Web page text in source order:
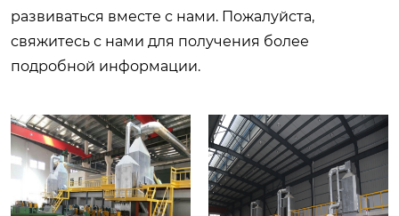
развиваться вместе с нами. Пожалуйста,
свяжитесь с нами для получения более
подробной информации.